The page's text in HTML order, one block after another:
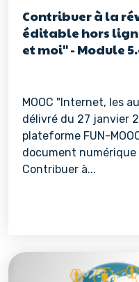
Contribuer à la
éditable hors
et moi" - Module
MOOC "Internet, les
délivré du 27 janvier
plateforme FUN-
document numérique
Contribuer à...